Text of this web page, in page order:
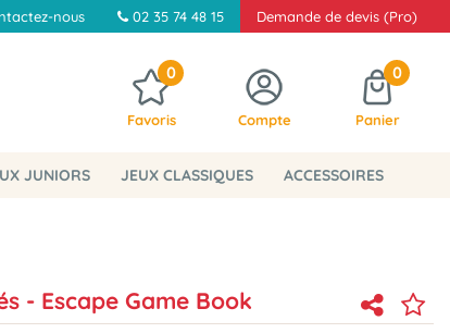
nous 02 35 74 48 15 Demande de devis (Pro)
0
Favoris Compte
0
Panier
JUNIORS JEUX CLASSIQUES ACCESSOIRES
- Escape Game Book